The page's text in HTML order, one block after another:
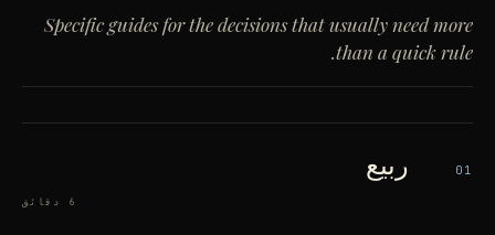
Specific guides for the decisions that usually need more
than a quick rule.
01 ربيع
6 دقائق